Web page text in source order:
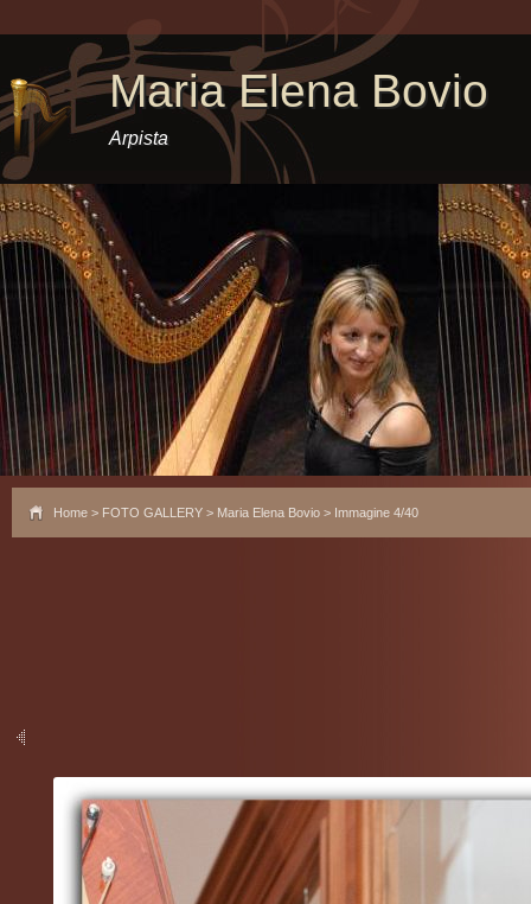
Maria Elena Bovio
Arpista
Home > FOTO GALLERY > Maria Elena Bovio > Immagine 4/40